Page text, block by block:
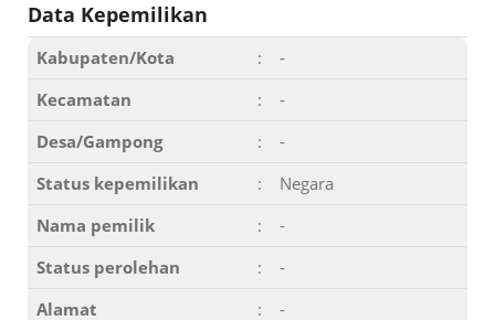
Data Kepemilikan
Kabupaten/Kota :
-
Kecamatan
:
-
Desa/Gampong
:
-
Status kepemilikan
:
Negara
Nama pemilik
:
-
Status perolehan
:
-
Alamat
: -